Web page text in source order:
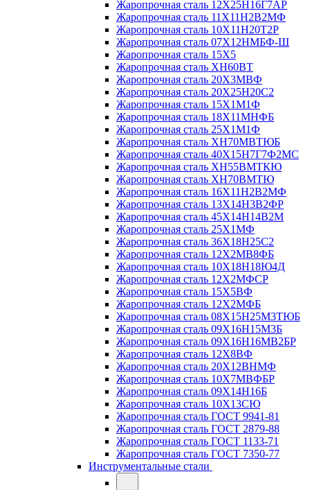
Жаропрочная сталь 12Х25Н16Г7АР
Жаропрочная сталь 11Х11Н2В2МФ
Жаропрочная сталь 10Х11Н20Т2Р
Жаропрочная сталь 07Х12НМБФ-Ш
Жаропрочная сталь 15Х5
Жаропрочная сталь ХН60ВТ
Жаропрочная сталь 20Х3МВФ
Жаропрочная сталь 20Х25Н20С2
Жаропрочная сталь 15Х1М1Ф
Жаропрочная сталь 18Х11МНФБ
Жаропрочная сталь 25Х1М1Ф
Жаропрочная сталь ХН70МВТЮБ
Жаропрочная сталь 40Х15Н7Г7Ф2МС
Жаропрочная сталь ХН55ВМТКЮ
Жаропрочная сталь ХН70ВМТЮ
Жаропрочная сталь 16Х11Н2В2МФ
Жаропрочная сталь 13Х14Н3В2ФР
Жаропрочная сталь 45Х14Н14В2М
Жаропрочная сталь 25Х1МФ
Жаропрочная сталь 36Х18Н25С2
Жаропрочная сталь 12Х2МВ8ФБ
Жаропрочная сталь 10Х18Н18Ю4Д
Жаропрочная сталь 12Х2МФСР
Жаропрочная сталь 15Х5ВФ
Жаропрочная сталь 12Х2МФБ
Жаропрочная сталь 08Х15Н25М3ТЮБ
Жаропрочная сталь 09Х16Н15М3Б
Жаропрочная сталь 09Х16Н16МВ2БР
Жаропрочная сталь 12Х8ВФ
Жаропрочная сталь 20Х12ВНМФ
Жаропрочная сталь 10Х7МВФБР
Жаропрочная сталь 09Х14Н16Б
Жаропрочная сталь 10Х13СЮ
Жаропрочная сталь ГОСТ 9941-81
Жаропрочная сталь ГОСТ 2879-88
Жаропрочная сталь ГОСТ 1133-71
Жаропрочная сталь ГОСТ 7350-77
Инструментальные стали